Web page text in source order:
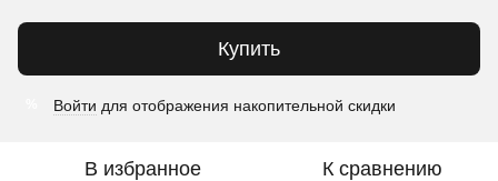
Купить
Войти для отображения накопительной скидки
В избранное К сравнению